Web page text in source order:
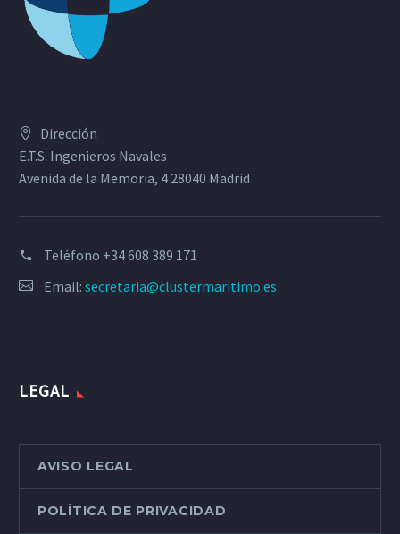
Dirección
E.T.S. Ingenieros Navales
Avenida de la Memoria, 4 28040 Madrid
Teléfono +34 608 389 171
Email: secretaria@clustermaritimo.es
LEGAL
AVISO LEGAL
POLÍTICA DE PRIVACIDAD